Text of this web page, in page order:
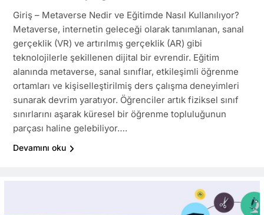
Giriş – Metaverse Nedir ve Eğitimde Nasıl Kullanılıyor?
Metaverse, internetin geleceği olarak tanımlanan, sanal
gerçeklik (VR) ve artırılmış gerçeklik (AR) gibi
teknolojilerle şekillenen dijital bir evrendir. Eğitim
alanında metaverse, sanal sınıflar, etkileşimli öğrenme
ortamları ve kişiselleştirilmiş ders çalışma deneyimleri
sunarak devrim yaratıyor. Öğrenciler artık fiziksel sınıf
sınırlarını aşarak küresel bir öğrenme topluluğunun
parçası haline gelebiliyor….
Devamını oku